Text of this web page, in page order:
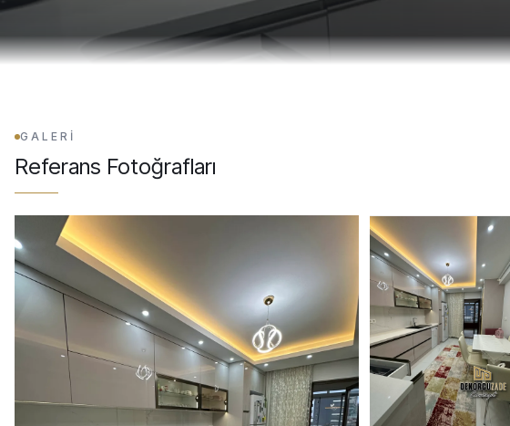
GALERİ
Referans Fotoğrafları